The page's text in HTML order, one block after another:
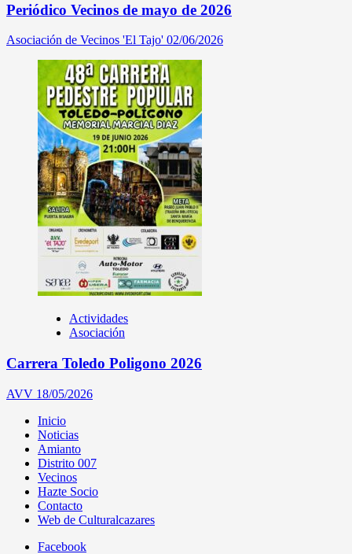
Periódico Vecinos de mayo de 2026
Asociación de Vecinos 'El Tajo' 02/06/2026
Actividades
Asociación
Carrera Toledo Poligono 2026
AVV 18/05/2026
Inicio
Noticias
Amianto
Distrito 007
Vecinos
Hazte Socio
Contacto
Web de Culturalcazares
Facebook